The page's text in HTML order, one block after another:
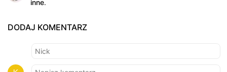
inne.
DODAJ KOMENTARZ